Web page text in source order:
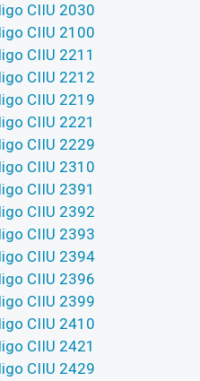
CIIU 2030
CIIU 2100
CIIU 2211
CIIU 2212
CIIU 2219
CIIU 2221
CIIU 2229
CIIU 2310
CIIU 2391
CIIU 2392
CIIU 2393
CIIU 2394
CIIU 2396
CIIU 2399
CIIU 2410
CIIU 2421
CIIU 2429